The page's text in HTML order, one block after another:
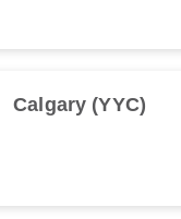
Calgary (YYC)